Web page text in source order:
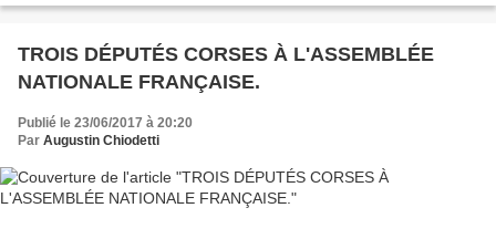
TROIS DÉPUTÉS CORSES À L'ASSEMBLÉE
NATIONALE FRANÇAISE.
Publié le 23/06/2017 à 20:20
Par Augustin Chiodetti